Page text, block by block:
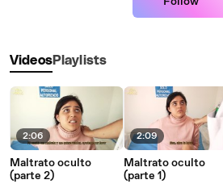
VideosPlaylists
2:06
Maltrato oculto
(parte 2)
2:09
Maltrato oculto
(parte 1)